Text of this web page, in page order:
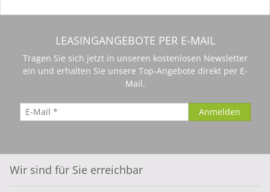
LEASINGANGEBOTE PER E-MAIL
Tragen Sie sich jetzt in unseren kostenlosen Newsletter
ein und erhalten Sie unsere Top-Angebote direkt per E-
Mail.
Wir sind für Sie erreichbar